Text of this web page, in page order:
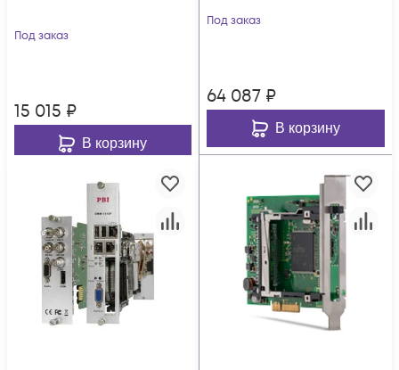
Под заказ
15 015 ₽
В корзину
Под заказ
64 087 ₽
В корзину